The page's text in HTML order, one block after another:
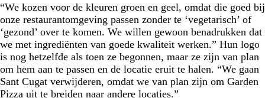
“We kozen voor de kleuren groen en geel, omdat die goed bij
onze restaurantomgeving passen zonder te ‘vegetarisch’ of
‘gezond’ over te komen. We willen gewoon benadrukken dat
we met ingrediënten van goede kwaliteit werken.” Hun logo
is nog hetzelfde als toen ze begonnen, maar ze zijn van plan
om hem aan te passen en de locatie eruit te halen. “We gaan
Sant Cugat verwijderen, omdat we van plan zijn om Garden
Pizza uit te breiden naar andere locaties.”